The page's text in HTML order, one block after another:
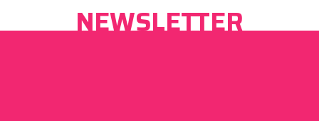
NEWSLETTER